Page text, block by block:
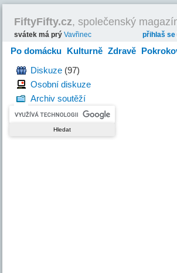
FiftyFifty.cz, společenský
svátek má prýVavřinec přihlaš se
Po domácku Kulturně Zdravě
HravěDiskuze (97)
Osobní diskuze
Archiv soutěží